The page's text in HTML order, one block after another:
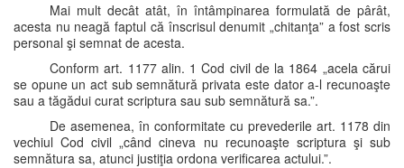
Mai mult decât atât, în întâmpinarea formulată de pârât,
acesta nu neagă faptul că înscrisul denumit „chitanţa” a fost scris
personal şi semnat de acesta.
Conform art. 1177 alin. 1 Cod civil de la 1864 „acela cărui
se opune un act sub semnătură privata este dator a-l recunoaşte
sau a tăgădui curat scriptura sau sub semnătură sa.”.
De asemenea, în conformitate cu prevederile art. 1178 din
vechiul Cod civil „când cineva nu recunoaşte scriptura şi sub
semnătura sa, atunci justiţia ordona verificarea actului.”.